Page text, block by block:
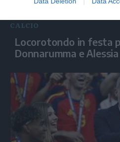
CALCIO
Locorotondo in festa
Donnarumma e Alessia